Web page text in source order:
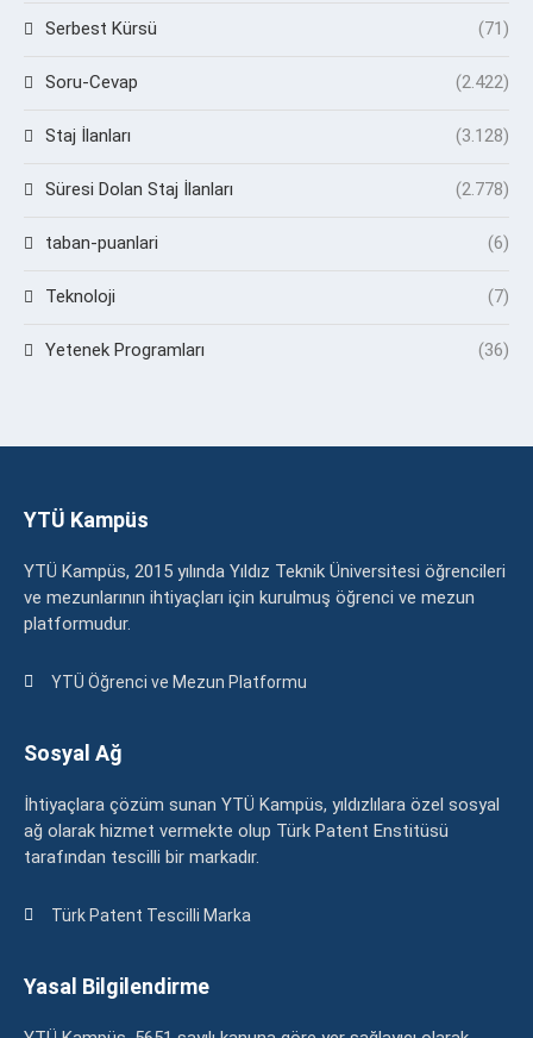
Serbest Kürsü (71)
Soru-Cevap (2.422)
Staj İlanları (3.128)
Süresi Dolan Staj İlanları (2.778)
taban-puanlari (6)
Teknoloji (7)
Yetenek Programları (36)
YTÜ Kampüs
YTÜ Kampüs, 2015 yılında Yıldız Teknik Üniversitesi öğrencileri
ve mezunlarının ihtiyaçları için kurulmuş öğrenci ve mezun
platformudur.
YTÜ Öğrenci ve Mezun Platformu
Sosyal Ağ
İhtiyaçlara çözüm sunan YTÜ Kampüs, yıldızlılara özel sosyal
ağ olarak hizmet vermekte olup Türk Patent Enstitüsü
tarafından tescilli bir markadır.
Türk Patent Tescilli Marka
Yasal Bilgilendirme